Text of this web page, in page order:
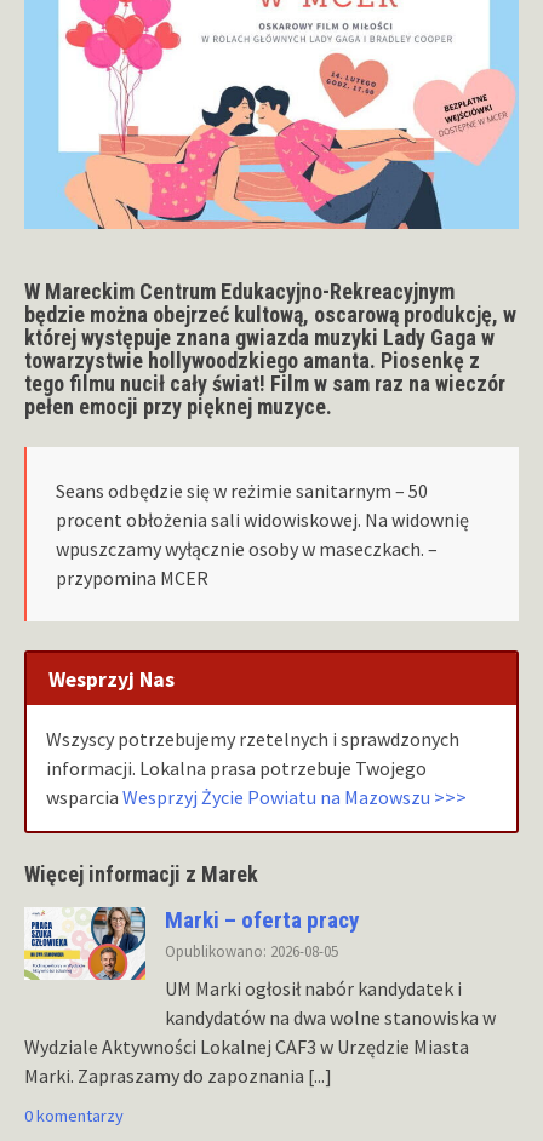
W Mareckim Centrum Edukacyjno-Rekreacyjnym
będzie można obejrzeć kultową, oscarową produkcję, w
której występuje znana gwiazda muzyki Lady Gaga w
towarzystwie hollywoodzkiego amanta. Piosenkę z
tego filmu nucił cały świat! Film w sam raz na wieczór
pełen emocji przy pięknej muzyce.
Seans odbędzie się w reżimie sanitarnym – 50
procent obłożenia sali widowiskowej. Na widownię
wpuszczamy wyłącznie osoby w maseczkach. –
przypomina MCER
Wesprzyj Nas
Wszyscy potrzebujemy rzetelnych i sprawdzonych
informacji. Lokalna prasa potrzebuje Twojego
wsparcia Wesprzyj Życie Powiatu na Mazowszu >>>
Więcej informacji z Marek
Marki – oferta pracy
Opublikowano: 2026-08-05
UM Marki ogłosił nabór kandydatek i
kandydatów na dwa wolne stanowiska w
Wydziale Aktywności Lokalnej CAF3 w Urzędzie Miasta
Marki. Zapraszamy do zapoznania [...]
0 komentarzy